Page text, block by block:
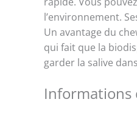
l’environnement.
Un avantage du
qui fait que la
garder la salive
Informations